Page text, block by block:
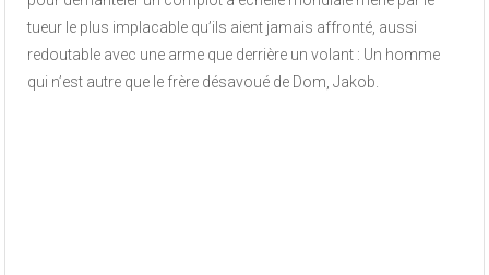
tueur le plus implacable qu’ils aient jamais affronté, aussi
redoutable avec une arme que derrière un volant : Un homme
qui n’est autre que le frère désavoué de Dom, Jakob.